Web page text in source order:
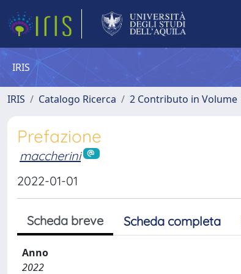
IRIS
IRIS Catalogo Ricerca 2 Contributo in Volume
Prefazione
maccherini
2022-01-01
Scheda breve Scheda completa
Anno
2022